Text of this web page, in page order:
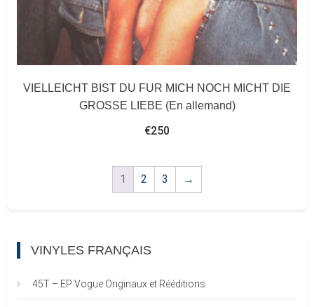
VIELLEICHT BIST DU FUR MICH NOCH MICHT DIE
GROSSE LIEBE (En allemand)
€250
1 2 3 →
VINYLES FRANÇAIS
45T – EP Vogue Originaux et Rééditions